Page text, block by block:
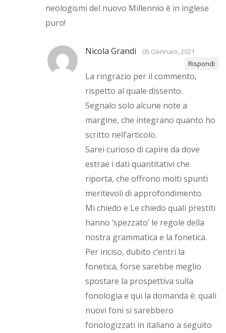
neologismi del nuovo Millennio è in inglese
puro!
Nicola Grandi
05 Gennaio, 2021
Rispondi
La ringrazio per il commento,
rispetto al quale dissento.
Segnalo solo alcune note a
margine, che integrano quanto ho
scritto nell’articolo.
Sarei curioso di capire da dove
estrae i dati quantitativi che
riporta, che offrono molti spunti
meritevoli di approfondimento.
Mi chiedo e Le chiedo quali prestiti
hanno ‘spezzato’ le regole della
nostra grammatica e la fonetica.
Per inciso, dubito c’entri la
fonetica, forse sarebbe meglio
spostare la prospettiva sulla
fonologia e qui la domanda è: quali
nuovi foni si sarebbero
fonologizzati in italiano a seguito